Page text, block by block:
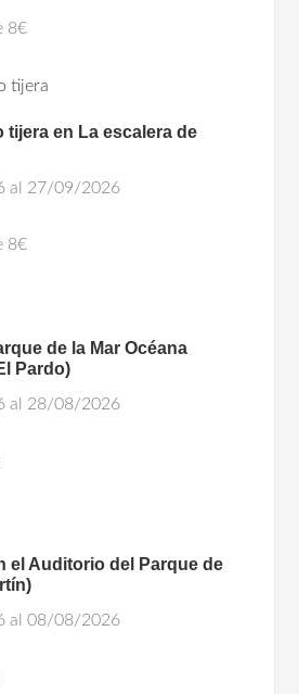
8€
tijera en La escalera de
al 27/09/2026
8€
de la Mar Océana
Pardo)
al 28/08/2026
el Auditorio del Parque de
al 08/08/2026